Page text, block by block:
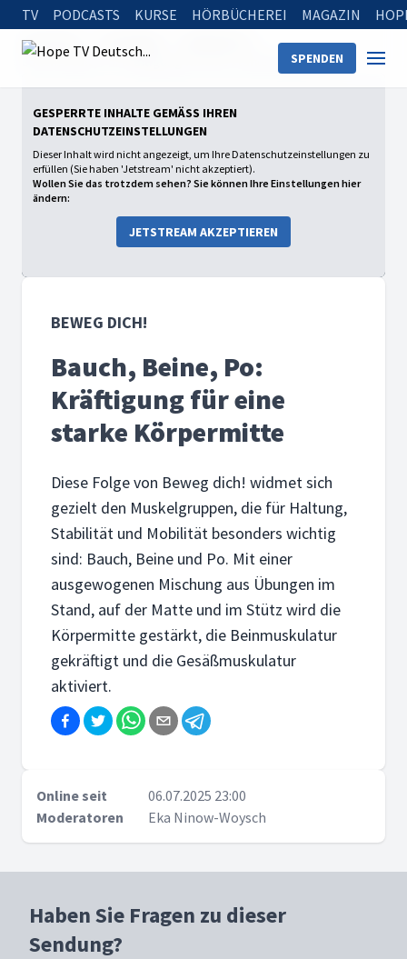
TV PODCASTS KURSE HÖRBÜCHEREI MAGAZIN
SPENDEN
Startseite
Bauch, Beine, Po: Kräftigung für eine starke Körpermitte
GESPERRTE INHALTE GEMÄSS IHREN D
ATENSCHUTZEINSTELLUNGEN
Dieser Inhalt wird nicht angezeigt, um Ihre Datenschutzeinstellungen zu
erfüllen (Sie haben 'Jetstream' nicht akzeptiert).
Wollen Sie das trotzdem sehen? Sie können Ihre Einstellungen hier
ändern:
JETSTREAM AKZEPTIEREN
BEWEG DICH!
Bauch, Beine, Po:
Kräftigung für eine
starke Körpermitte
Diese Folge von Beweg dich! widmet sich
gezielt den Muskelgruppen, die für Haltung,
Stabilität und Mobilität besonders wichtig
sind: Bauch, Beine und Po. Mit einer
ausgewogenen Mischung aus Übungen im
Stand, auf der Matte und im Stütz wird die
Körpermitte gestärkt, die Beinmuskulatur
gekräftigt und die Gesäßmuskulatur
aktiviert.
Online seit
06.07.2025 23:00
Moderatoren
Eka Ninow-Woysch
Haben Sie Fragen zu dieser
Sendung?